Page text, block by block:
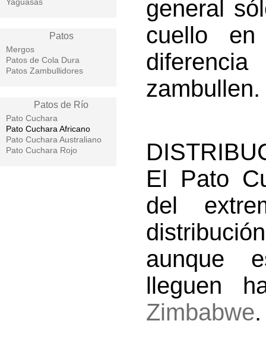
Patos
Mergos
Patos de Cola Dura
Patos Zambullidores
Patos de Río
Pato Cuchara
Pato Cuchara Africano
Pato Cuchara Australiano
Pato Cuchara Rojo
general
cuello
zambullen.
El Pato
del
aunque
lleguen
Zimbabwe.